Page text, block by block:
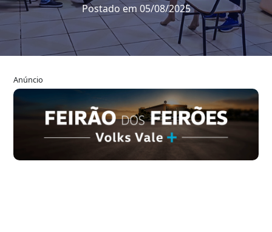
Postado em 05/08/2025
Anúncio